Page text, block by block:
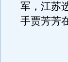
军，江苏
手贾芳芳